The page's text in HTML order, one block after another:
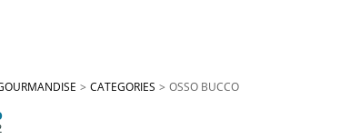
> CATEGORIES > OSSO BUCCO